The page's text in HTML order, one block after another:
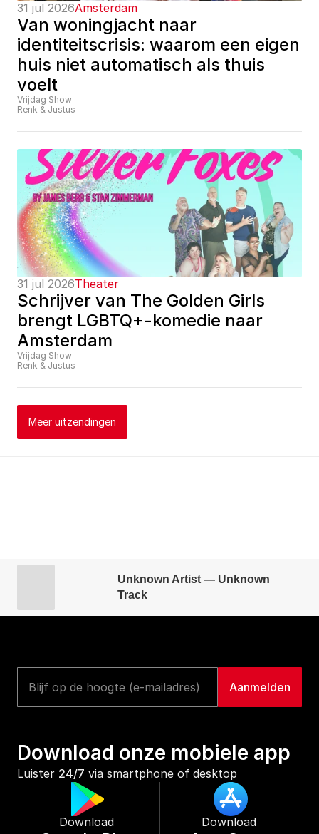
31 jul 2026Amsterdam
Van woningjacht naar
identiteitscrisis: waarom een eigen
huis niet automatisch als thuis
voelt
Vrijdag Show
Renk & Justus
31 jul 2026Theater
Schrijver van The Golden Girls
brengt LGBTQ+-komedie naar
Amsterdam
Vrijdag Show
Renk & Justus
Meer uitzendingen
Unknown Artist — Unknown
Track
Download onze mobiele app
Luister 24/7 via smartphone of desktop
Download Download